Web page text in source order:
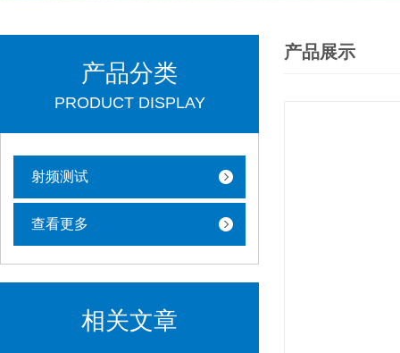
产品分类
PRODUCT DISPLAY
射频测试
查看更多
相关文章
产品展示